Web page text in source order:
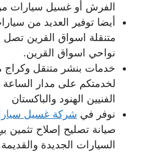
الفرش أو غسيل سيارات
أيضا توفير العديد من
متنقلة اسواق القرين تصل
نواحي اسواق القرين.
خدمات بنشر متنقل وكراج
لخدمتكم على مدار الساعة
الفنيين الهنود والباكستان
نوفر في شركة غسيل
صيانة تصليح إصلاح تثمين
السيارات الجديدة